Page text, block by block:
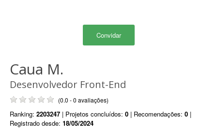
Convidar
Caua M.
Desenvolvedor Front-End
(0.0 - 0 avaliações)
Ranking: 2203247 | Projetos concluídos: 0 | Recomendações: 0 |
Registrado desde: 18/05/2024